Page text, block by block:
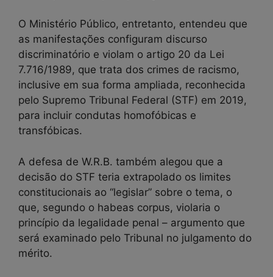
O Ministério Público, entretanto, entendeu que
as manifestações configuram discurso
discriminatório e violam o artigo 20 da Lei
7.716/1989, que trata dos crimes de racismo,
inclusive em sua forma ampliada, reconhecida
pelo Supremo Tribunal Federal (STF) em 2019,
para incluir condutas homofóbicas e
transfóbicas.
A defesa de W.R.B. também alegou que a
decisão do STF teria extrapolado os limites
constitucionais ao “legislar” sobre o tema, o
que, segundo o habeas corpus, violaria o
princípio da legalidade penal – argumento que
será examinado pelo Tribunal no julgamento do
mérito.